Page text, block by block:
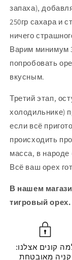
запаха),
250гр сахара и
ничего
Варим минимум
попробовать
вкусным.
Третий этап,
холодильнике)
если всё
происходить
масса, в народе
Всё ваш орех
В нашем
тигровый орех.
קונים אצלנו:
קניה מאובטחת